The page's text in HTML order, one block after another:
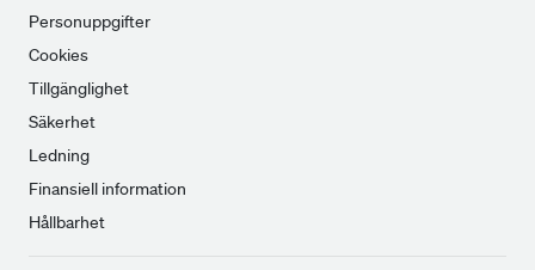
Personuppgifter
Cookies
Tillgänglighet
Säkerhet
Ledning
Finansiell information
Hållbarhet